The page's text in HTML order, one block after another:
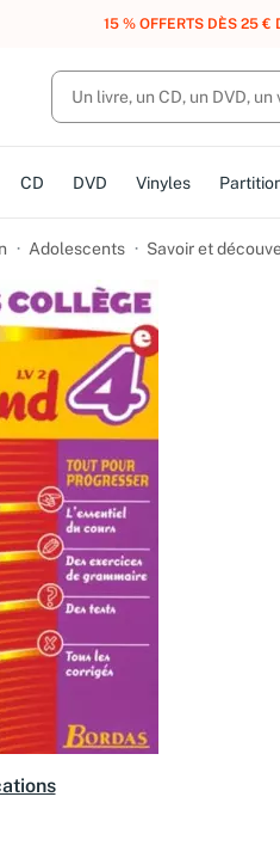
UN ACHAT, DES POINTS, DES
CD DVD Vinyles
Adolescents Savoir et